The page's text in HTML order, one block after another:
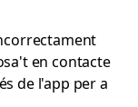
en contacte
de l'app per a